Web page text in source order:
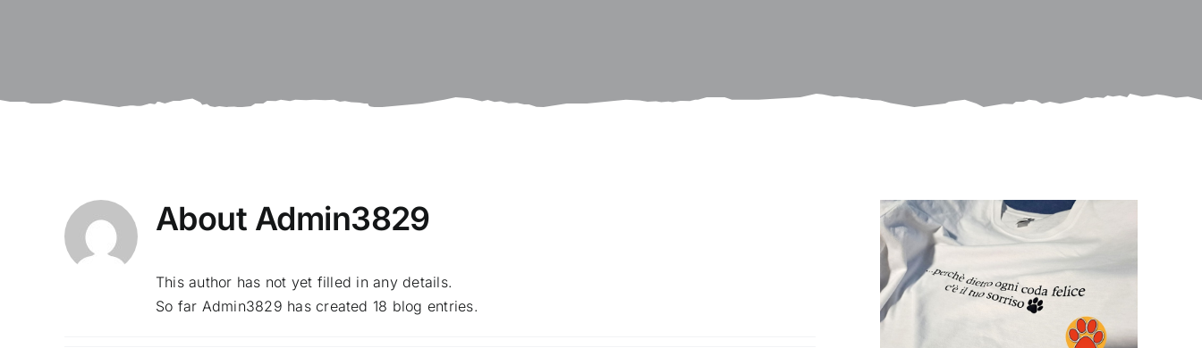
About Admin3829
This author has not yet filled in any details.
So far Admin3829 has created 18 blog entries.